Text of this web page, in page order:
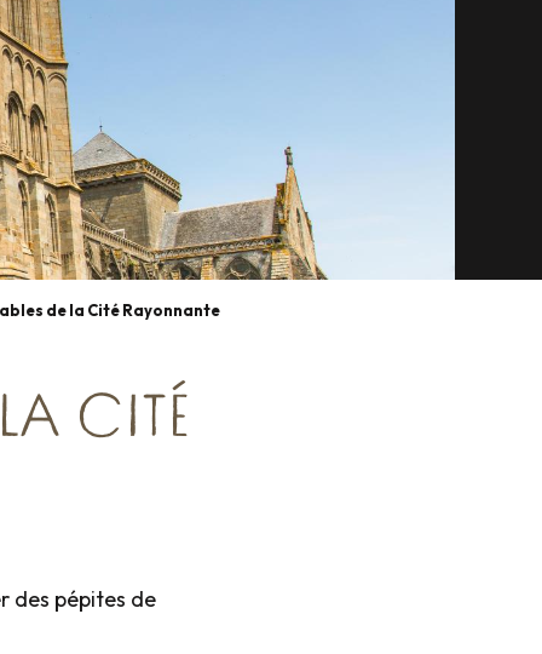
de la Cité Rayonnante
CITÉ
des pépites de